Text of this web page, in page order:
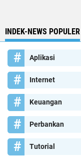
INDEK-NEWS POPULER
Aplikasi
Internet
Keuangan
Perbankan
Tutorial